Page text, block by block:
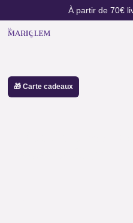
au
contenu
À partir de 70€
🎁 Carte cadeaux